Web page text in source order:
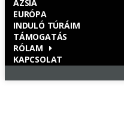
ÁZSIA
EURÓPA
INDULÓ TÚRÁIM
TÁMOGATÁS
RÓLAM
KAPCSOLAT